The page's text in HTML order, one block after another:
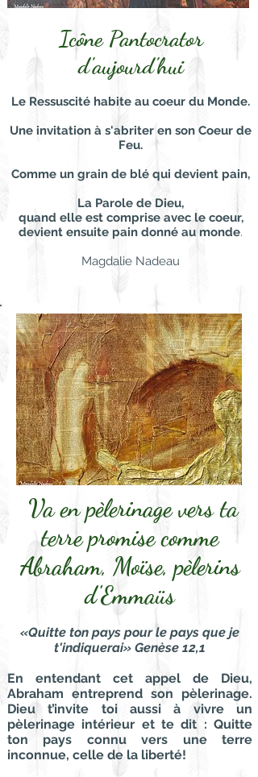
Icône Pantocrator
d'aujourd'hui
Le Ressuscité habite au coeur du Monde.
Une invitation à s'abriter en son Coeur de
Feu.
Comme un grain de blé qui devient pain,
La Parole de Dieu,
quand elle est comprise avec le coeur,
devient ensuite pain donné au monde.
Magdalie Nadeau
Va en pèlerinage vers ta
terre promisecomme
Abraham, Moïse, pèlerins
d'Emmaüs
«Quitte ton pays pour le pays que je
t'indiquerai» Genèse 12,1
En entendant cet appel de Dieu,
Abraham entreprend son pèlerinage.
Dieu t’invite toi aussi à vivre un
pèlerinage intérieur et te dit : Quitte
ton pays connu vers une terre
inconnue, celle de la liberté!